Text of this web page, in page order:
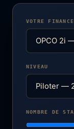
VOTRE
NIVEAU
NOMBRE DE